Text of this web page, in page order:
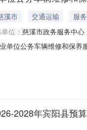
溪市 交通运输
服务
位： 慈溪市政务服务中心
单位公务车辆维修和保
序号更正项更正前内容
2028年宾阳县预